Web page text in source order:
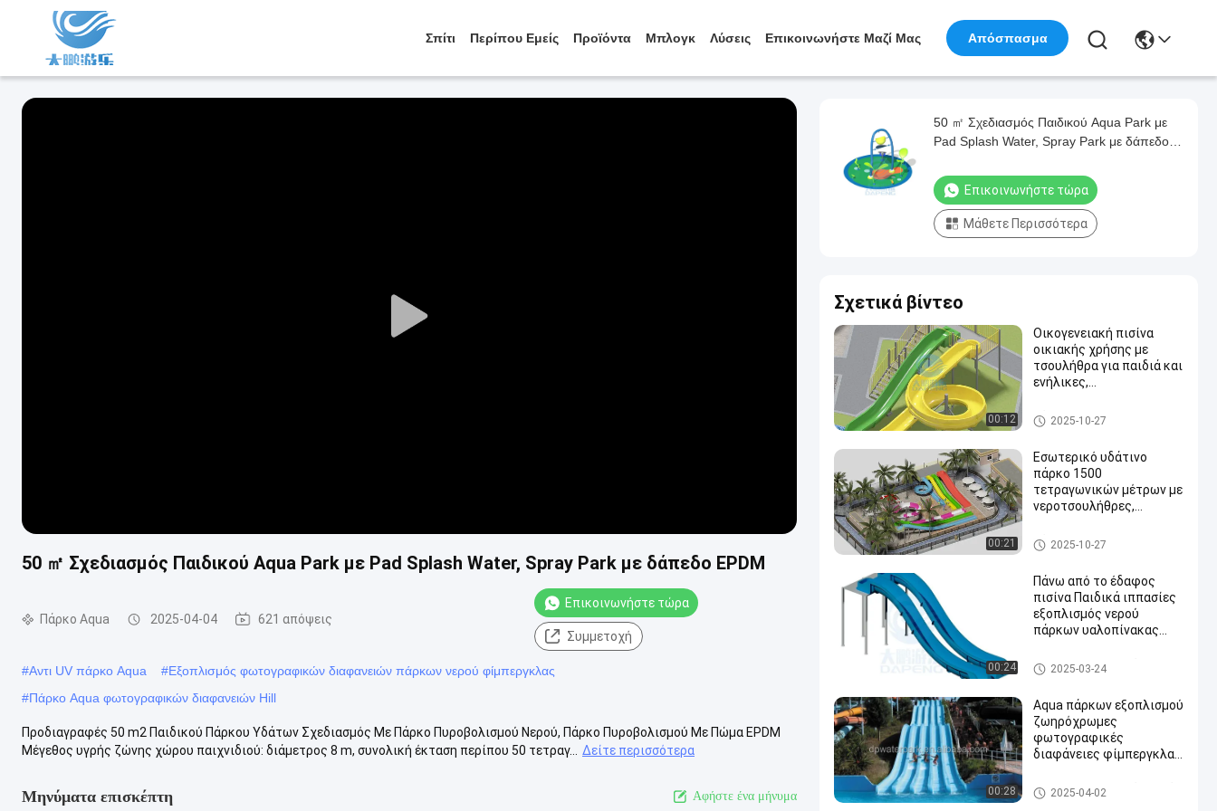
Σπίτι Περίπου Εμείς Προϊόντα Μπλογκ Λύσεις Επικοινωνήστε Μαζί Μας Απόσπασμα
Play
50 ㎡ Σχεδιασμός Παιδικού Aqua Park με Pad Splash Water, Spray Park με δάπεδο EPDM
Πάρκο Aqua 2025-04-04 621 απόψεις
Επικοινωνήστε τώρα
Συμμετοχή
#Αντι UV πάρκο Aqua #Εξοπλισμός φωτογραφικών διαφανειών πάρκων νερού φίμπεργκλας
#Πάρκο Aqua φωτογραφικών διαφανειών Hill
Προδιαγραφές 50 m2 Παιδικού Πάρκου Υδάτων Σχεδιασμός Με Πάρκο Πυροβολισμού Νερού, Πάρκο Πυροβολισμού Με Πώμα EPDM
Μέγεθος υγρής ζώνης χώρου παιχνιδιού: διάμετρος 8 m, συνολική έκταση περίπου 50 τετραγ...
Δείτε περισσότερα
Μηνύματα επισκέπτη Αφήστε ένα μήνυμα
50 ㎡ Σχεδιασμός Παιδικού Aqua Park με
Pad Splash Water, Spray Park με δάπεδο
Επικοινωνήστε τώρα
Μάθετε Περισσότερα
Σχετικά βίντεο
00:12
Οικογενειακή πισίνα
οικιακής χρήσης με
τσουλήθρα για παιδιά και
ενήλικες,
εξοπλισμός νερού από
fiberglass, Προσαρμογή
Πάρκο Aqua
2025-10-27
00:21
Εσωτερικό υδάτινο
πάρκο 1500
τετραγωνικών μέτρων με
νεροτσουλήθρες,
σχεδιασμό νερόσπιτου
για όλες τις ηλικίες
Πάρκο Aqua
2025-10-27
00:24
Πάνω από το έδαφος
πισίνα Παιδικά ιππασίες
εξοπλισμός νερού
πάρκων υαλοπίνακας
Φωτογραφική διαφάνεια νερ
ού πισινών
2025-03-24
00:28
Aqua πάρκων εξοπλισμού
ζωηρόχρωμες
φωτογραφικές
διαφάνειες φίμπεργκλας
πολλαπλάσιες για την
εμπορικά πισίνα/το σπίτι
Φωτογραφική διαφάνεια πάρ
κων νερού
2025-04-02